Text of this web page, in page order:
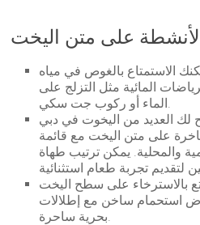
على متن اليخت
الاستمتاع بالغوص في مياه
المائية مثل التزلج على
الماء أو ركوب جت سكي.
لك العديد من اليخوت في دبي
على متن اليخت مع قائمة
والمحلية. يمكن ترتيب طهاة
بالاسترخاء على سطح اليخت
استحمام ساخن مع إطلالات
بحرية ساحرة.